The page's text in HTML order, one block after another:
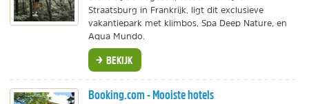
Straatsburg in Frankrijk, ligt dit exclusieve
vakantiepark met klimbos, Spa Deep Nature, en
Aqua Mundo.
BEKIJK
Booking.com - Mooiste hotels